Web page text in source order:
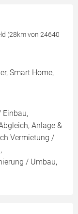
(28km von 24640
Smart Home,
Einbau,
Anlage &
Vermietung /
/ Umbau,